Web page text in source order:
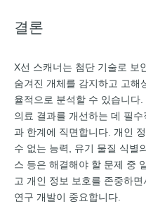
결론
X선 스캐너는 첨단 기술로 보
숨겨진 개체를 감지하고 고해
율적으로 분석할 수 있습니다
의료 결과를 개선하는 데 필
과 한계에 직면합니다. 개인
수 없는 능력, 유기 물질 식별
스 등은 해결해야 할 문제 중
고 개인 정보 보호를 존중하
연구 개발이 중요합니다.